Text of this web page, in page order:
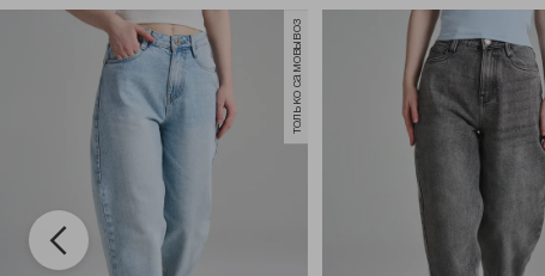
только самовывоз